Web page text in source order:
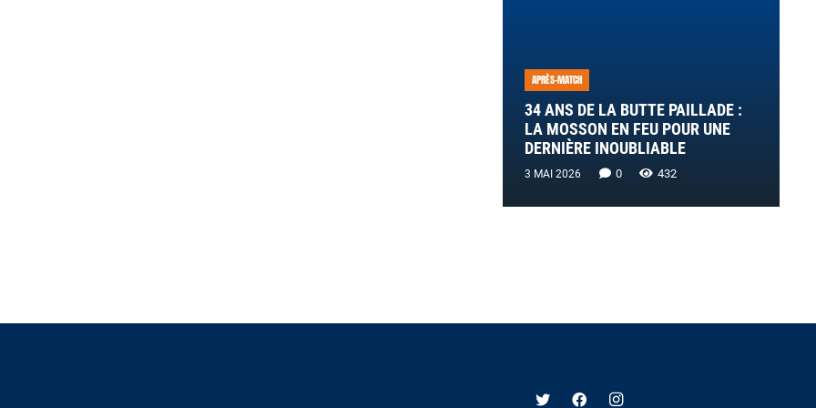
APRÈS-MATCH
34 ANS DE LA BUTTE PAILLADE :
LA MOSSON EN FEU POUR UNE
DERNIÈRE INOUBLIABLE
3 MAI 2026 0 432